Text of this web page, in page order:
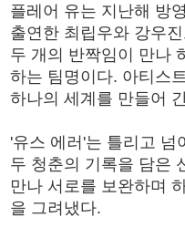
플레어 유는 지난해 방
출연한 최립우와 강우
두 개의 반짝임이 만나
하는 팀명이다. 아티스
하나의 세계를 만들어
'유스 에러'는 틀리고 넘
두 청춘의 기록을 담은
만나 서로를 보완하며
을 그려냈다.